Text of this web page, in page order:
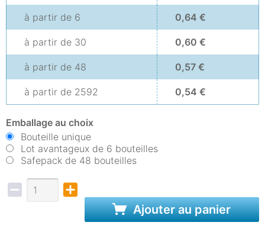
à partir de 6 0,64 €
à partir de 30 0,60 €
à partir de 48 0,57 €
à partir de 2592 0,54 €
Emballage au choix
Bouteille unique
Lot avantageux de 6 bouteilles
Safepack de 48 bouteilles
Ajouter au panier